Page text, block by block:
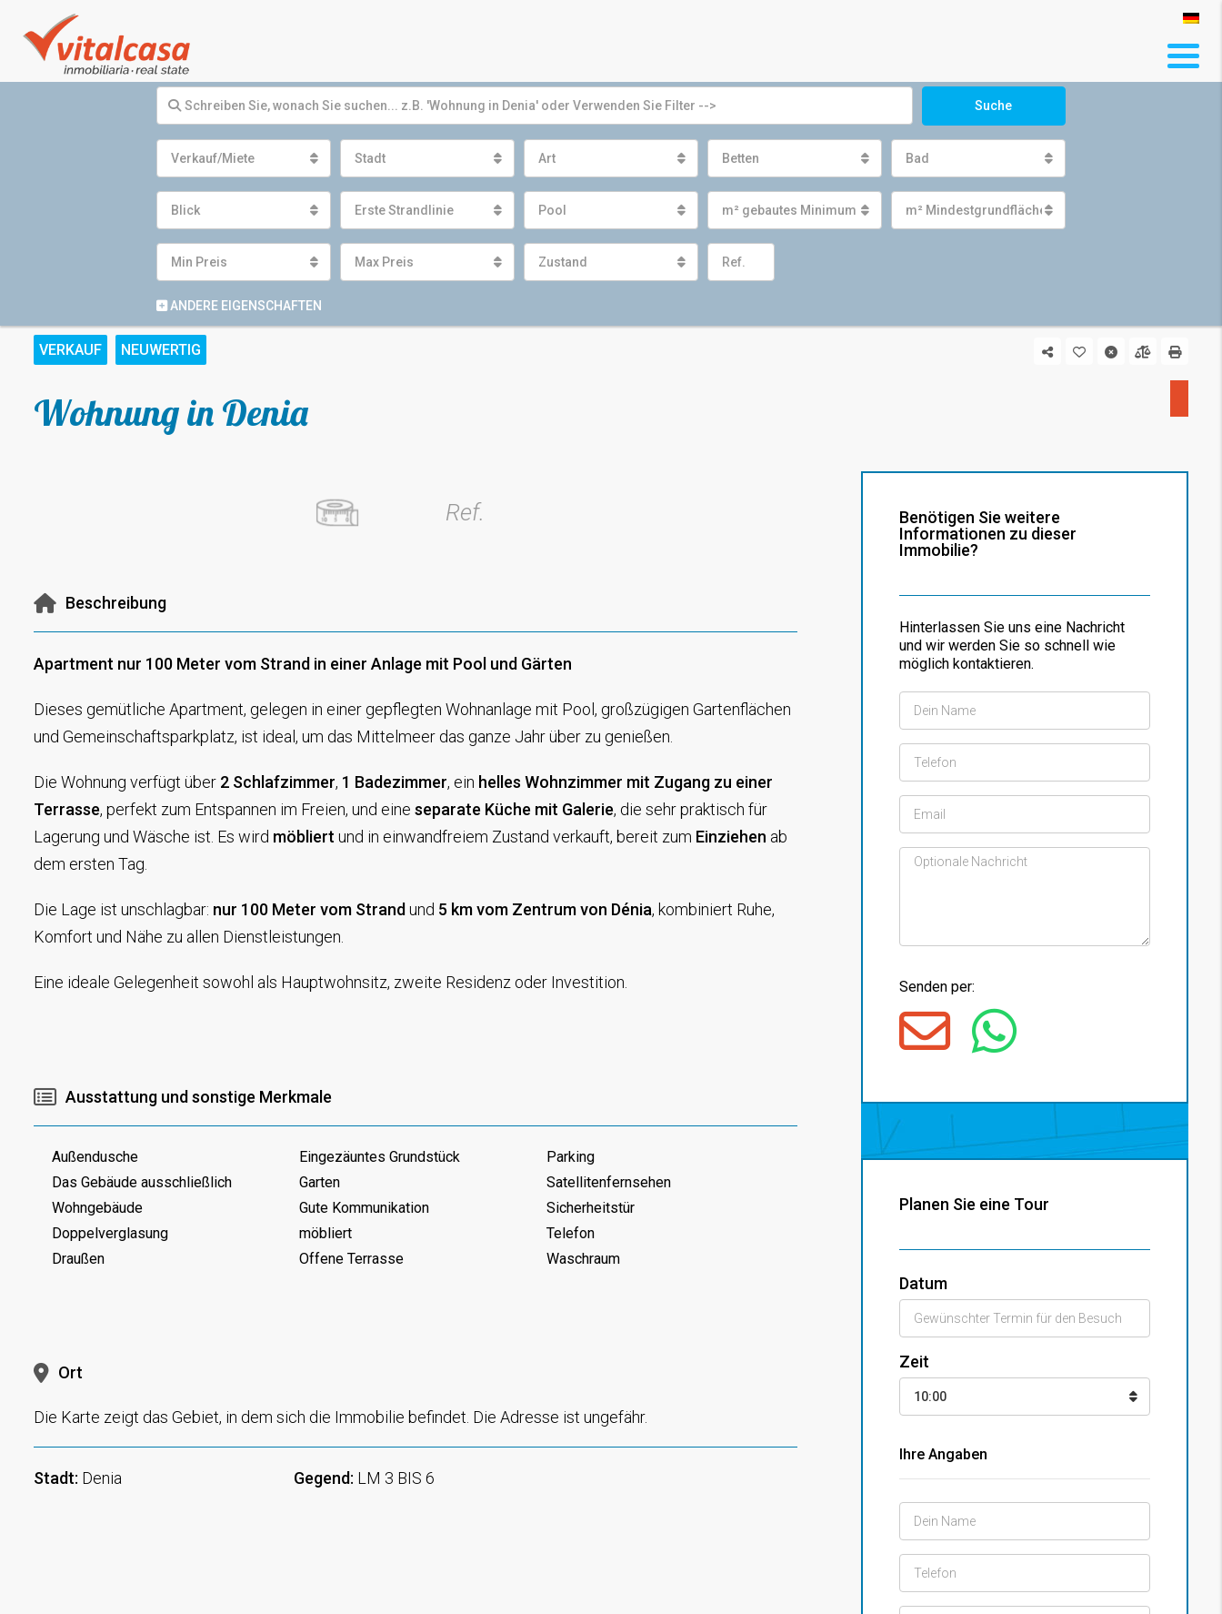
Suche
Verkauf/Miete Stadt Art Betten Bad
Blick Erste Strandlinie Pool m² gebautes Minimum m² Mindestgrundfläche
Min Preis Max Preis Zustand
ANDERE EIGENSCHAFTEN
VERKAUF NEUWERTIG
Wohnung in Denia
Ref.
Beschreibung
Apartment nur 100 Meter vom Strand in einer Anlage mit Pool und Gärten
Dieses gemütliche Apartment, gelegen in einer gepflegten Wohnanlage mit Pool, großzügigen Gartenflächen
und Gemeinschaftsparkplatz, ist ideal, um das Mittelmeer das ganze Jahr über zu genießen.
Die Wohnung verfügt über 2 Schlafzimmer, 1 Badezimmer, ein helles Wohnzimmer mit Zugang zu einer
Terrasse, perfekt zum Entspannen im Freien, und eine separate Küche mit Galerie, die sehr praktisch für
Lagerung und Wäsche ist. Es wird möbliert und in einwandfreiem Zustand verkauft, bereit zum Einziehen ab
dem ersten Tag.
Die Lage ist unschlagbar: nur 100 Meter vom Strand und 5 km vom Zentrum von Dénia, kombiniert Ruhe,
Komfort und Nähe zu allen Dienstleistungen.
Eine ideale Gelegenheit sowohl als Hauptwohnsitz, zweite Residenz oder Investition.
Ausstattung und sonstige Merkmale
Außendusche
Das Gebäude ausschließlich
Wohngebäude
Doppelverglasung
Draußen
Eingezäuntes Grundstück
Garten
Gute Kommunikation
möbliert
Offene Terrasse
Parking
Satellitenfernsehen
Sicherheitstür
Telefon
Waschraum
Ort
Die Karte zeigt das Gebiet, in dem sich die Immobilie befindet. Die Adresse ist ungefähr.
Stadt: Denia Gegend: LM 3 BIS 6
Benötigen Sie weitere
Informationen zu dieser
Immobilie?
Hinterlassen Sie uns eine Nachricht
und wir werden Sie so schnell wie
möglich kontaktieren.
Senden per:
Planen Sie eine Tour
Datum
Zeit
10:00
Ihre Angaben